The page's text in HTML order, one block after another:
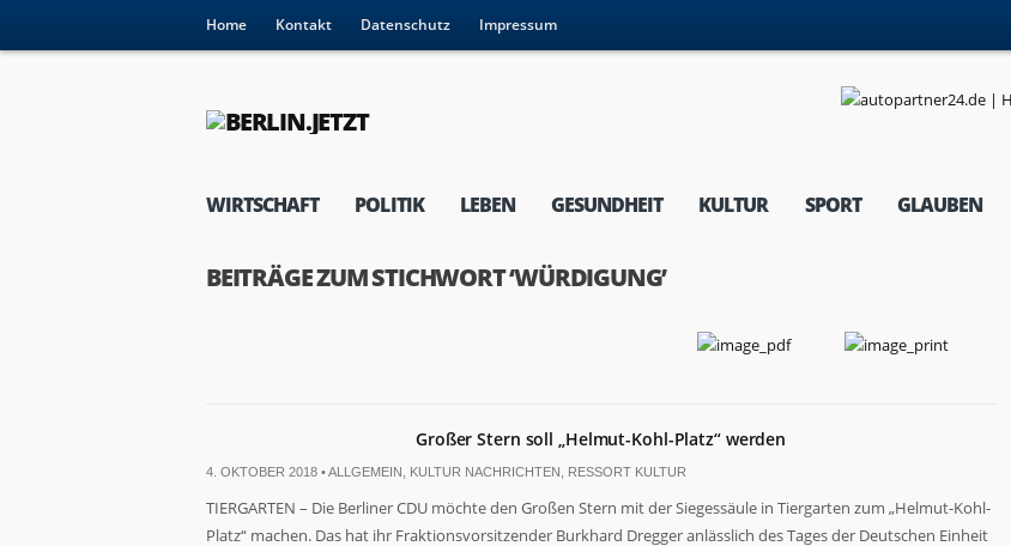
Home Kontakt Datenschutz Impressum
WIRTSCHAFT POLITIK LEBEN GESUNDHEIT KULTUR SPORT GLAUBEN
BEITRÄGE ZUM STICHWORT ‘WÜRDIGUNG’
Großer Stern soll „Helmut-Kohl-Platz“ werden
4. OKTOBER 2018 •ALLGEMEIN KULTUR NACHRICHTEN RESSORT KULTUR
TIERGARTEN – Die Berliner CDU möchte den Großen Stern mit der Siegessäule in Tiergarten zum „Helmut-Kohl-
Platz“ machen. Das hat ihr Fraktionsvorsitzender Burkhard Dregger anlässlich des Tages der Deutschen Einheit